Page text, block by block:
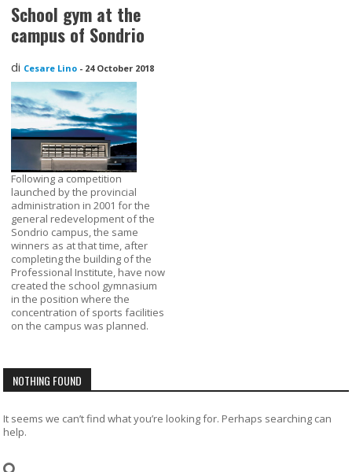
School gym at the
campus of Sondrio
di Cesare Lino - 24 October 2018
Following a competition
launched by the provincial
administration in 2001 for the
general redevelopment of the
Sondrio campus, the same
winners as at that time, after
completing the building of the
Professional Institute, have now
created the school gymnasium
in the position where the
concentration of sports facilities
on the campus was planned.
NOTHING FOUND
It seems we can’t find what you’re looking for. Perhaps searching can
help.